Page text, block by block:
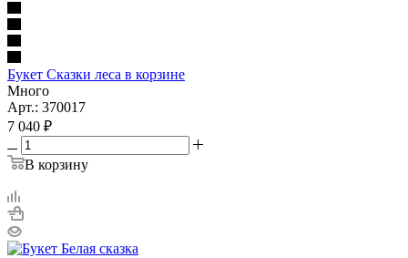
Букет Сказки леса в корзине
Много
Арт.: 370017
7 040 ₽
В корзину